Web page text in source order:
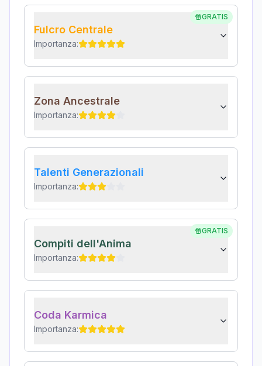
GRATIS
Fulcro Centrale
Importanza:
Zona Ancestrale
Importanza:
Talenti Generazionali
Importanza:
GRATIS
Compiti dell'Anima
Importanza:
Coda Karmica
Importanza: